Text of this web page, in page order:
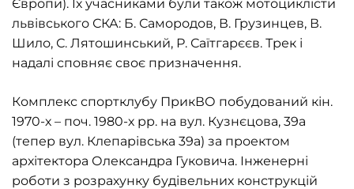
Європи). Їх учасниками були також мотоциклісти
львівського СКА: Б. Самородов, В. Грузинцев, В.
Шило, С. Лятошинський, Р. Саїтгарєєв. Трек і
надалі сповняє своє призначення.
Комплекс спортклубу ПрикВО побудований кін.
1970-х – поч. 1980-х рр. на вул. Кузнєцова, 39а
(тепер вул. Клепарівська 39а) за проектом
архітектора Олександра Гуковича. Інженерні
роботи з розрахунку будівельних конструкцій